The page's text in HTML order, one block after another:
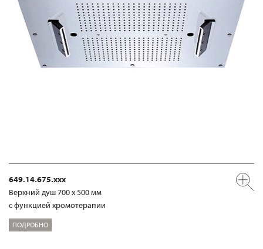
649.14.675.xxx
Верхний душ 700 х 500 мм
с функцией хромотерапии
ПОДРОБНО